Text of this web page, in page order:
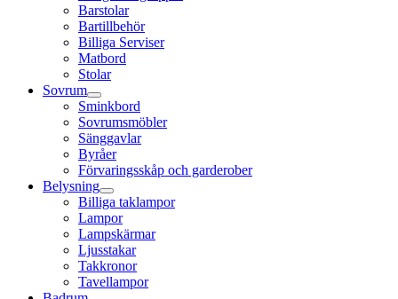
Barstolar
Bartillbehör
Billiga Serviser
Matbord
Stolar
Sovrum
Sminkbord
Sovrumsmöbler
Sänggavlar
Byråer
Förvaringsskåp och garderober
Belysning
Billiga taklampor
Lampor
Lampskärmar
Ljusstakar
Takkronor
Tavellampor